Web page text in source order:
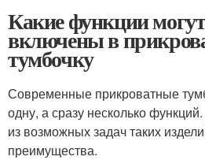
Какие функции
включены в
тумбочку
Современные прикроватные
одну, а сразу несколько
из возможных задач таких
преимущества.